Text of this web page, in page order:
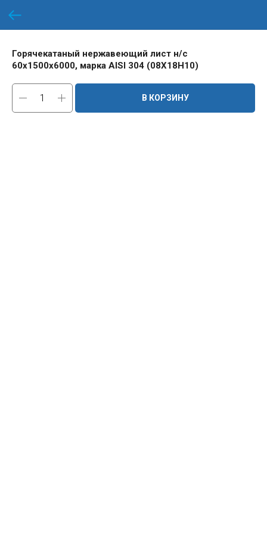
Горячекатаный нержавеющий лист н/с
60х1500х6000, марка AISI 304 (08Х18Н10)
В КОРЗИНУ